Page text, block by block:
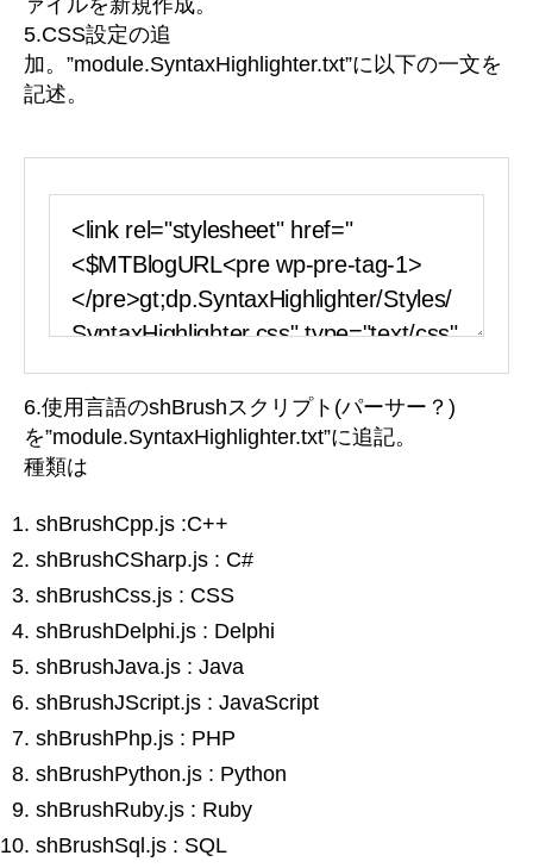
5.CSS設定の追
加。”module.SyntaxHighlighter.txt”に以下の一文を
記述。
6.使用言語のshBrushスクリプト(パーサー？)
を”module.SyntaxHighlighter.txt”に追記。
種類は
shBrushCpp.js :C++
shBrushCSharp.js : C#
shBrushCss.js : CSS
shBrushDelphi.js : Delphi
shBrushJava.js : Java
shBrushJScript.js : JavaScript
shBrushPhp.js : PHP
shBrushPython.js : Python
shBrushRuby.js : Ruby
shBrushSql.js : SQL